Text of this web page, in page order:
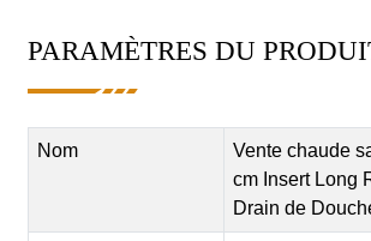
PARAMÈTRES DU
Nom
Vente chaude
cm Insert Long
Drain de